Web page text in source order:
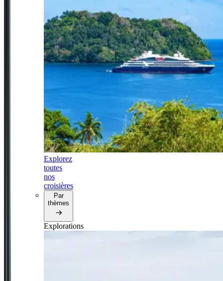
Explorez
toutes
nos
croisières
Par
thèmes
Explorations